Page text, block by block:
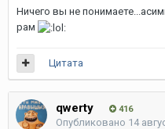
Ничего вы не
рам
Цитата
qwerty 416
Опубликовано 14